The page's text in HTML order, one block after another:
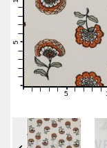
7
1 2 3 4 6 7 8910